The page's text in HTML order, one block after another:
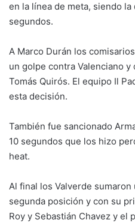
en la línea de meta, siendo
segundos.
A Marco Durán los
un golpe contra Valenciano
Tomás Quirós. El equipo Il
esta decisión.
También fue sancionado
10 segundos que los hizo
heat.
Al final los Valverde
segunda posición y con su
Roy y Sebastián Chavez y el